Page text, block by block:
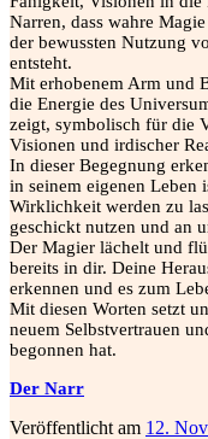
Narren, dass wahre
der bewussten Nutzung
entsteht.
Mit erhobenem Arm und
die Energie des
zeigt, symbolisch für die
Visionen und irdischer
In dieser Begegnung
in seinem eigenen Leben
Wirklichkeit werden zu
geschickt nutzen und an
Der Magier lächelt und
bereits in dir. Deine
erkennen und es zum
Mit diesen Worten setzt
neuem Selbstvertrauen
begonnen hat.
Der Narr
Veröffentlicht am 12.